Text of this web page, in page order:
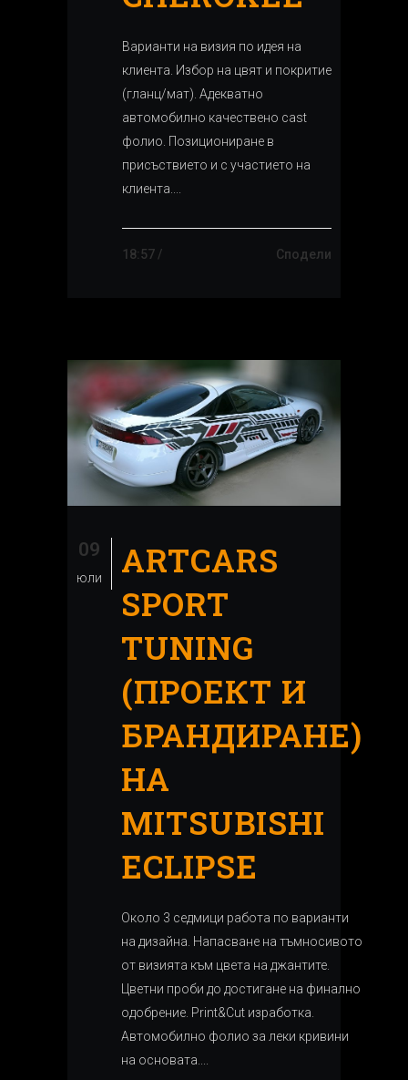
Варианти на визия по идея на
клиента. Избор на цвят и покритие
(гланц/мат). Адекватно
автомобилно качествено cast
фолио. Позициониране в
присъствието и с участието на
клиента....
18:57 / Сподели
09
юли
ARTCARS
SPORT
TUNING
(ПРОЕКТ И
БРАНДИРАНЕ)
НА
MITSUBISHI
ECLIPSE
Около 3 седмици работа по варианти
на дизайна. Напасване на тъмносивото
от визията към цвета на джантите.
Цветни проби до достигане на финално
одобрение. Print&Cut изработка.
Автомобилно фолио за леки кривини
на основата....